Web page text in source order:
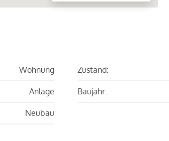
Wohnung
Anlage
Neubau
Zustand:
Baujahr: